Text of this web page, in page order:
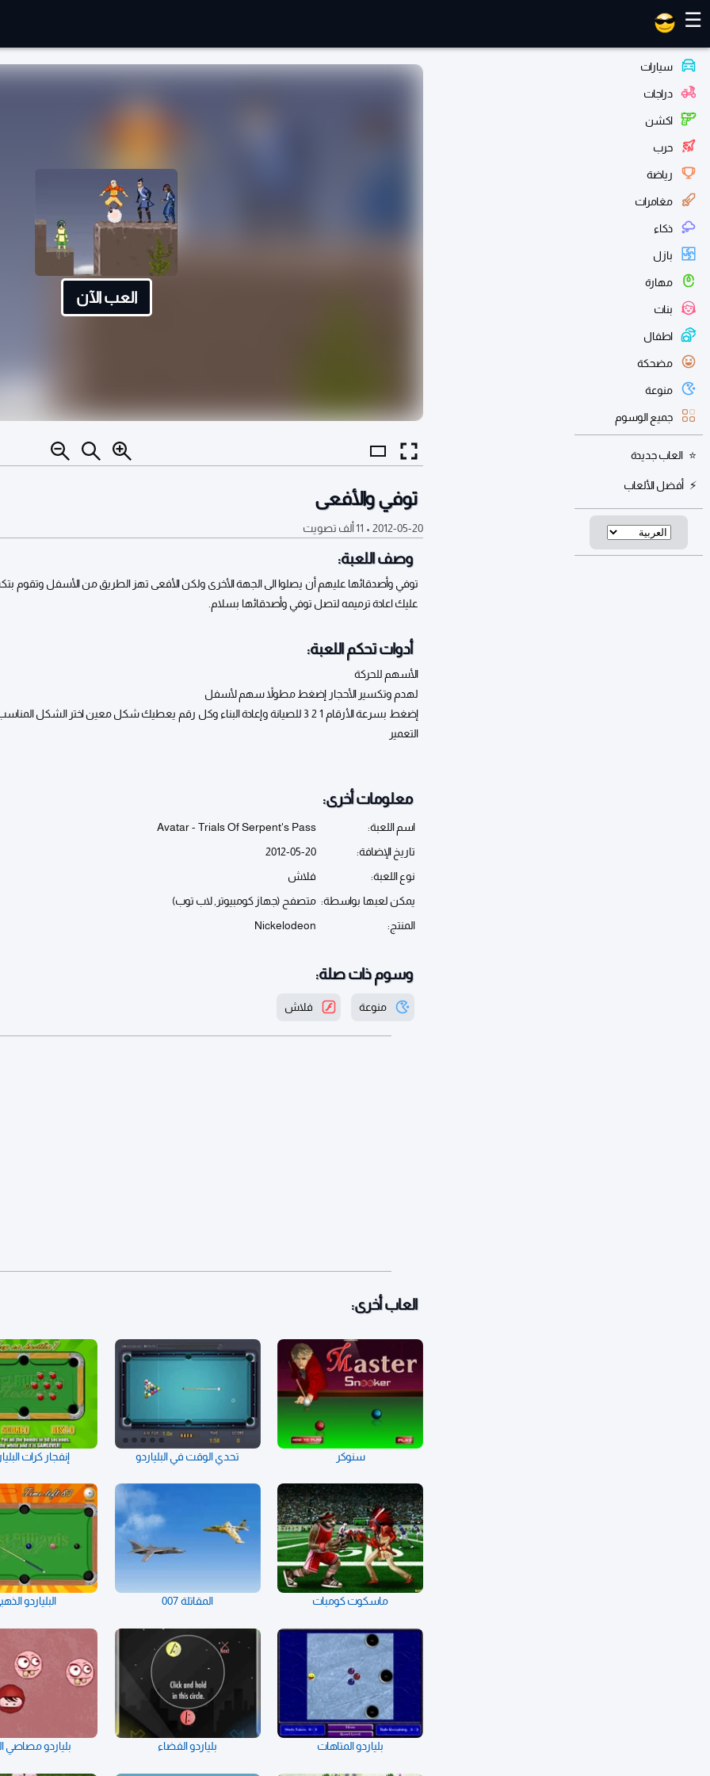
☰
سيارات
دراجات
اكشن
حرب
رياضة
مغامرات
ذكاء
بازل
مهارة
بنات
اطفال
مضحكة
منوعة
جميع الوسوم
العاب جديدة
أفضل الألعاب
العب الآن
توفي والأفعى
2012-05-20
• 11 ألف تصويت
وصف اللعبة:
توفي وأصدقائها عليهم أن يصلوا الى الجهة الأخرى ولكن الأفعى تهز الطريق من الأسفل وتقوم
عليك اعادة ترميمه لتصل توفي وأصدقائها بسلام.
أدوات تحكم اللعبة:
الأسهم للحركة
لهدم وتكسير الأحجار إضغط مطولاً سهم لأسفل
إضغط بسرعة الأرقام 1 2 3 للصيانة وإعادة البناء وكل رقم يعطيك شكل معين اختر الشكل
التعمير
معلومات أخرى:
اسم اللعبة:
Avatar - Trials Of Serpent's Pass
تاريخ الإضافة:
2012-05-20
نوع اللعبة:
فلاش
يمكن لعبها بواسطة: متصفح (جهاز كومبيوتر, لاب توب)
المنتج:
Nickelodeon
وسوم ذات صلة:
منوعة فلاش
العاب أخرى:
سنوكر تحدي الوقت في البلياردو إنفجار كرات
ماسكوت كومبات المقاتلة 007 البلياردو
بلياردو المتاهات بلياردو الفضاء بلياردو مصاصي